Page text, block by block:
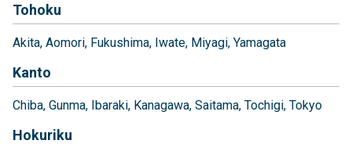
Tohoku
Akita Aomori Fukushima Iwate Miyagi Yamagata
Kanto
Chiba Gunma Ibaraki Kanagawa Saitama Tochigi Tokyo
Hokuriku